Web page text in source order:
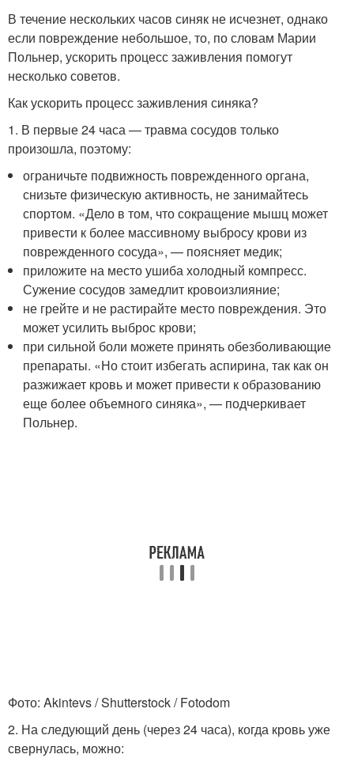
В течение нескольких часов синяк не исчезнет, однако
если повреждение небольшое, то, по словам Марии
Польнер, ускорить процесс заживления помогут
несколько советов.
Как ускорить процесс заживления синяка?
1. В первые 24 часа — травма сосудов только
произошла, поэтому:
ограничьте подвижность поврежденного органа,
снизьте физическую активность, не занимайтесь
спортом. «Дело в том, что сокращение мышц может
привести к более массивному выбросу крови из
поврежденного сосуда», — поясняет медик;
приложите на место ушиба холодный компресс.
Сужение сосудов замедлит кровоизлияние;
не грейте и не растирайте место повреждения. Это
может усилить выброс крови;
при сильной боли можете принять обезболивающие
препараты. «Но стоит избегать аспирина, так как он
разжижает кровь и может привести к образованию
еще более объемного синяка», — подчеркивает
Польнер.
Фото: Akintevs / Shutterstock / Fotodom
2. На следующий день (через 24 часа), когда кровь уже
свернулась, можно: